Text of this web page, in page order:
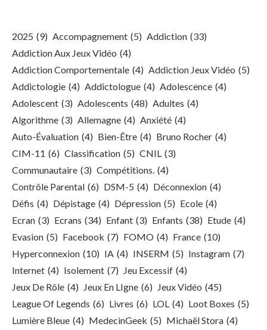
2025 (9) Accompagnement (5) Addiction (33)
Addiction Aux Jeux Vidéo (4)
Addiction Comportementale (4) Addiction Jeux Vidéo (5)
Addictologie (4) Addictologue (4) Adolescence (4)
Adolescent (3) Adolescents (48) Adultes (4)
Algorithme (3) Allemagne (4) Anxiété (4)
Auto-Évaluation (4) Bien-Être (4) Bruno Rocher (4)
CIM-11 (6) Classification (5) CNIL (3)
Communautaire (3) Compétitions. (4)
Contrôle Parental (6) DSM-5 (4) Déconnexion (4)
Défis (4) Dépistage (4) Dépression (5) Ecole (4)
Ecran (3) Ecrans (34) Enfant (3) Enfants (38) Etude (4)
Evasion (5) Facebook (7) FOMO (4) France (10)
Hyperconnexion (10) IA (4) INSERM (5) Instagram (7)
Internet (4) Isolement (7) Jeu Excessif (4)
Jeux De Rôle (4) Jeux En LIgne (6) Jeux Vidéo (45)
League Of Legends (6) Livres (6) LOL (4) Loot Boxes (5)
Lumière Bleue (4) MedecinGeek (5) Michaël Stora (4)